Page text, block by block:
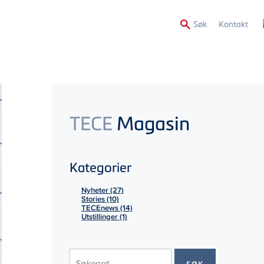
Søk Kontakt
TECE Magasin
Kategorier
Nyheter (27)
Stories (10)
TECEnews (14)
Utstillinger (1)